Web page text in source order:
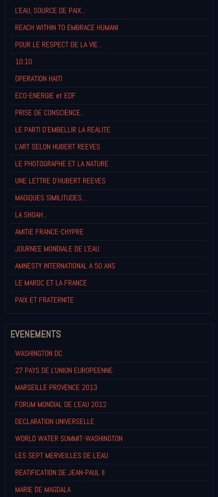
L'EAU, SOURCE DE PAIX...
REACH WITHIN TO EMBRACE HUMANI
POUR LE RESPECT DE LA VIE...
10:10
OPERATION HAITI
ECO-ENERGIE et EDF
PRISE DE CONSCIENCE...
LE PARTI D'EMBELLIR LA REALITE
L'ART SELON HUBERT REEVES
LE PHOTOGRAPHE ET LA NATURE
UNE LETTRE D'HUBERT REEVES
MAGIQUES SIMILITUDES...
LA SHOAH...
AMITIE FRANCE-CHYPRE
JOURNEE MONDIALE DE L'EAU
AMNESTY INTERNATIONAL A 50 ANS
LE MAROC ET LA FRANCE
PAIX ET FRATERNITE
EVENEMENTS
WASHINGTON DC
27 PAYS DE L'UNION EUROPEENNE
MARSEILLE PROVENCE 2013
FORUM MONDIAL DE L'EAU 2012
DECLARATION UNIVERSELLE
WORLD WATER SUMMIT-WASHINGTON
LES SEPT MERVEILLES DE L'EAU
BEATIFICATION DE JEAN-PAUL II
MARIE DE MAGDALA